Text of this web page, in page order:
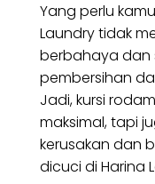
Yang perlu
Laundry tidak
berbahaya dan
pembersihan
Jadi, kursi
maksimal, tapi
kerusakan dan
dicuci di Harina